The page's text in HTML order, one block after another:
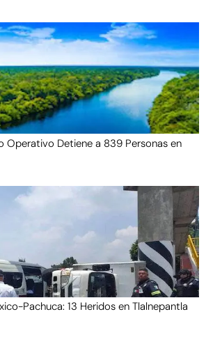
Operativo Detiene a 839 Personas en
Pachuca: 13 Heridos en Tlalnepantla